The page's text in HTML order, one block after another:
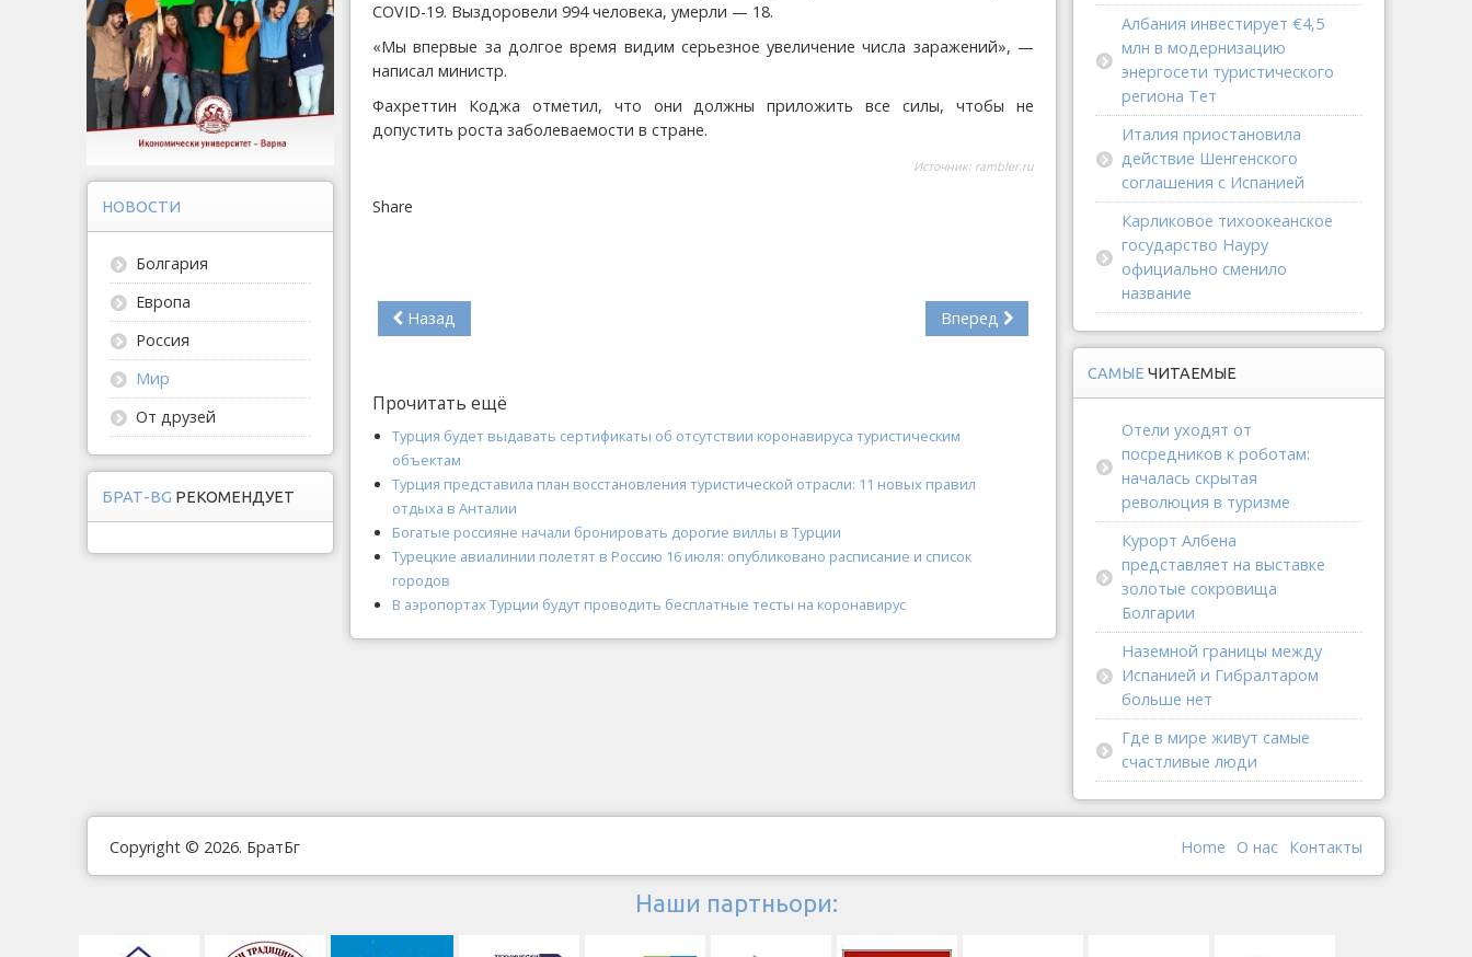
COVID-19. Выздоровели 994 человека, умерли — 18.
«Мы впервые за долгое время видим серьезное увеличение числа заражений», —
написал министр.
Фахреттин Коджа отметил, что они должны приложить все силы, чтобы не
допустить роста заболеваемости в стране.
Источник: rambler.ru
Share
Назад Вперед
Прочитать ещё
Турция будет выдавать сертификаты об отсутствии коронавируса туристическим
объектам
Турция представила план восстановления туристической отрасли: 11 новых правил
отдыха в Анталии
Богатые россияне начали бронировать дорогие виллы в Турции
Турецкие авиалинии полетят в Россию 16 июля: опубликовано расписание и список
городов
В аэропортах Турции будут проводить бесплатные тесты на коронавирус
НОВОСТИ
Болгария
Европа
Россия
Мир
От друзей
БРАТ-BG РЕКОМЕНДУЕТ
Албания инвестирует €4,5
млн в модернизацию
энергосети туристического
региона Тет
Италия приостановила
действие Шенгенского
соглашения с Испанией
Карликовое тихоокеанское
государство Науру
официально сменило
название
САМЫЕ ЧИТАЕМЫЕ
Отели уходят от
посредников к роботам:
началась скрытая
революция в туризме
Курорт Албена
представляет на выставке
золотые сокровища
Болгарии
Наземной границы между
Испанией и Гибралтаром
больше нет
Где в мире живут самые
счастливые люди
Copyright © 2026. БратБг Контакты
О наc
Home
Наши партньори: